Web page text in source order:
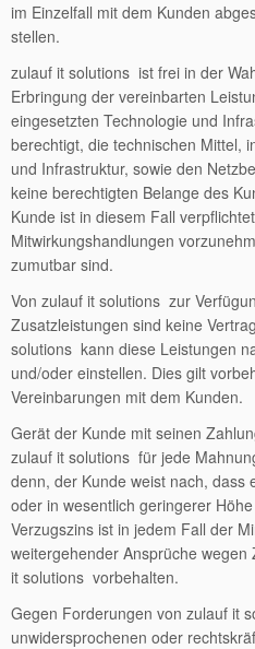
im Einzelfall mit dem Kunden
stellen.
zulauf it solutions ist frei in der
Erbringung der vereinbarten
eingesetzten Technologie und
berechtigt, die technischen Mittel,
und Infrastruktur, sowie den
keine berechtigten Belange des
Kunde ist in diesem Fall
Mitwirkungshandlungen
zumutbar sind.
Von zulauf it solutions zur
Zusatzleistungen sind keine
solutions kann diese Leistungen
und/oder einstellen. Dies gilt
Vereinbarungen mit dem Kunden.
Gerät der Kunde mit seinen
zulauf it solutions für jede
denn, der Kunde weist nach, dass
oder in wesentlich geringerer
Verzugszins ist in jedem Fall der
weitergehender Ansprüche
it solutions vorbehalten.
Gegen Forderungen von zulauf it
unwidersprochenen oder